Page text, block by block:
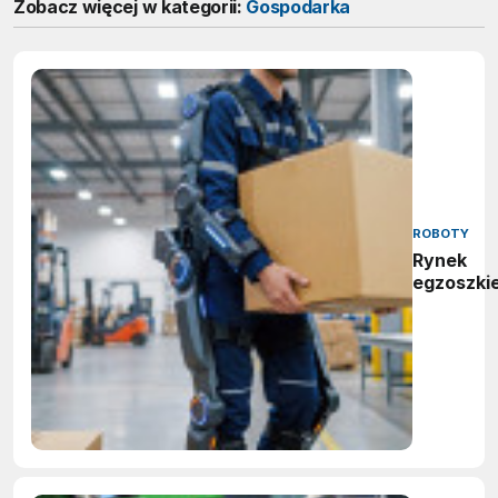
Zobacz więcej w kategorii: Gospodarka
ROBOTY
Rynek